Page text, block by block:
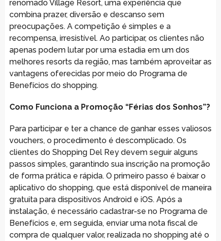
renomado Village Resort, uma experiência que
combina prazer, diversão e descanso sem
preocupações. A competição é simples e a
recompensa, irresistível. Ao participar, os clientes não
apenas podem lutar por uma estadia em um dos
melhores resorts da região, mas também aproveitar as
vantagens oferecidas por meio do Programa de
Benefícios do shopping.
Como Funciona a Promoção “Férias dos Sonhos”?
Para participar e ter a chance de ganhar esses valiosos
vouchers, o procedimento é descomplicado. Os
clientes do Shopping Del Rey devem seguir alguns
passos simples, garantindo sua inscrição na promoção
de forma prática e rápida. O primeiro passo é baixar o
aplicativo do shopping, que está disponível de maneira
gratuita para dispositivos Android e iOS. Após a
instalação, é necessário cadastrar-se no Programa de
Benefícios e, em seguida, enviar uma nota fiscal de
compra de qualquer valor, realizada no shopping até o